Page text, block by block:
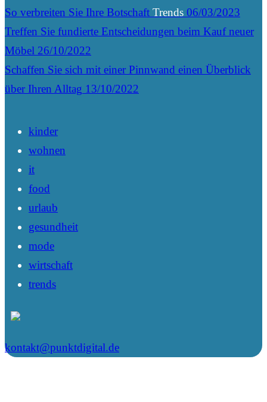
So verbreiten Sie Ihre Botschaft Trends 06/03/2023
Treffen Sie fundierte Entscheidungen beim Kauf neuer
Möbel 26/10/2022
Schaffen Sie sich mit einer Pinnwand einen Überblick
über Ihren Alltag 13/10/2022
kinder
wohnen
it
food
urlaub
gesundheit
mode
wirtschaft
trends
kontakt@punktdigital.de